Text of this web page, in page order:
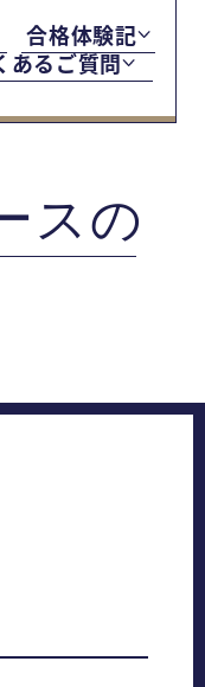
合格体験記
あるご質問
スの